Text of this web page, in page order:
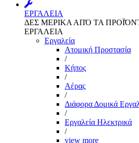
ΕΡΓΑΛΕΙΑ
ΔΕΣ ΜΕΡΙΚΑ ΑΠΌ ΤΑ
ΕΡΓΑΛΕΙΑ
Εργαλεία
Aτομική Προστασία
/
Kήπος
/
Αέρας
/
Διάφορα Δομικά
/
Εργαλεία Ηλεκτρικά
/
view more